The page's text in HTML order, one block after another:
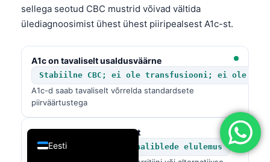
sellega seotud CBC mustrid võivad vältida
ülediagnoosimist ühest ühest piiripealsest A1c-st.
A1c on tavaliselt usaldusväärne
Stabiilne CBC; ei ole transfusiooni; ei ole
A1c-d saab tavaliselt võrrelda standardsete
piirväärtustega
Võib näidata valesti kõrget
Rauapuudus; pikem punaliblede elulemus
Eesti
Deutsch
العربية
Français
עִבְרִית
Italiano
Español